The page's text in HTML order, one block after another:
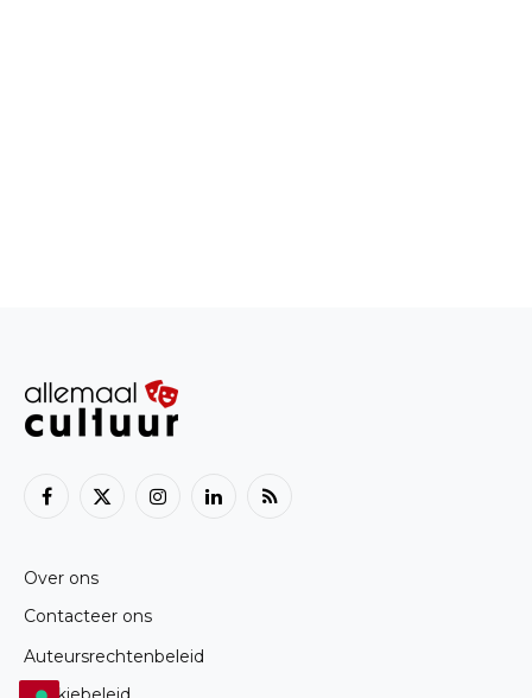
Facebook
X
InstagramLinkedInRSS
Over ons
Contacteer ons
Auteursrechtenbeleid